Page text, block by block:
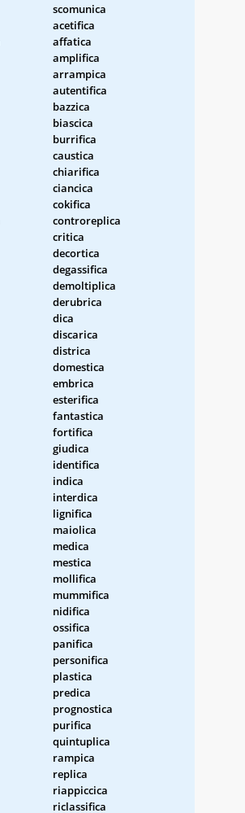
scomunica
acetifica
affatica
amplifica
arrampica
autentifica
bazzica
biascica
burrifica
caustica
chiarifica
ciancica
cokifica
controreplica
critica
decortica
degassifica
demoltiplica
derubrica
dica
discarica
districa
domestica
embrica
esterifica
fantastica
fortifica
giudica
identifica
indica
interdica
lignifica
maiolica
medica
mestica
mollifica
mummifica
nidifica
ossifica
panifica
personifica
plastica
predica
prognostica
purifica
quintuplica
rampica
replica
riappiccica
riclassifica